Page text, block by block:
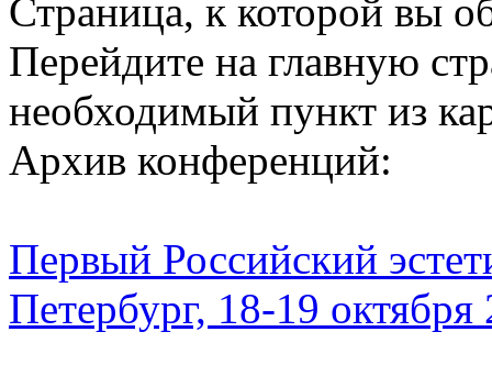
Страница, к которой вы
Перейдите на главную
необходимый пункт из
Архив конференций:
Первый Российский
Петербург, 18-19 октября